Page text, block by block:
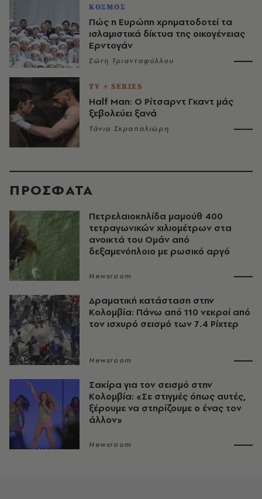
ΚΟΣΜΟΣ
Πώς η Ευρώπη χρηματοδοτεί τα
ισλαμιστικά δίκτυα της οικογένειας
Ερντογάν
Σώτη Τριανταφύλλου
TV + SERIES
Half Man: Ο Ρίτσαρντ Γκαντ μάς
ξεβολεύει ξανά
Τάνια Σκραπαλιώρη
ΠΡΟΣΦΑΤΑ
Πετρελαιοκηλίδα μαμούθ 400
τετραγωνικών χιλιομέτρων στα
ανοικτά του Ομάν από
δεξαμενόπλοιο με ρωσικό αργό
Newsroom
Δραματική κατάσταση στην
Κολομβία: Πάνω από 110 νεκροί από
τον ισχυρό σεισμό των 7.4 Ρίχτερ
Newsroom
Σακίρα για τον σεισμό στην
Κολομβία: «Σε στιγμές όπως αυτές,
ξέρουμε να στηρίζουμε ο ένας τον
άλλον»
Newsroom